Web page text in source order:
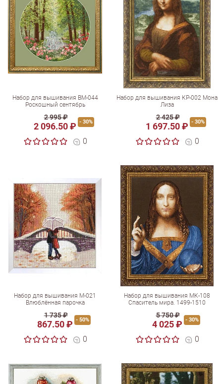
Набор для вышивания ВМ-044
Роскошный сентябрь
2 995 ₽
2 096.50 ₽ - 30%
0
Набор для вышивания КР-002 Мона
Лиза
2 425 ₽
1 697.50 ₽ - 30%
0
Набор для вышивания М-021
Влюблённая парочка
1 735 ₽
867.50 ₽ - 50%
0
Набор для вышивания МК-108
Спаситель мира. 1499-1510
5 750 ₽
4 025 ₽ - 30%
0